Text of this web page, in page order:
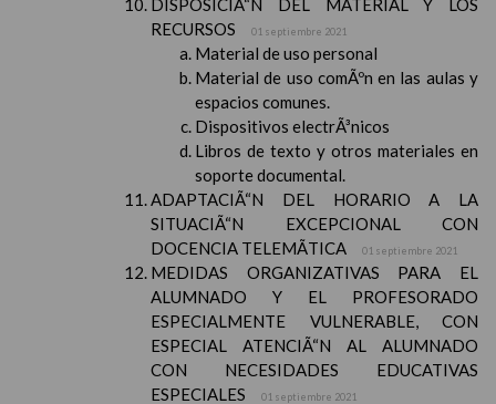
DISPOSICIÃ“N DEL MATERIAL Y LOS
RECURSOS
01 septiembre 2021
Material de uso personal
Material de uso comÃºn en las aulas y
espacios comunes.
Dispositivos electrÃ³nicos
Libros de texto y otros materiales en
soporte documental.
ADAPTACIÃ“N DEL HORARIO A LA
SITUACIÃ“N EXCEPCIONAL CON
DOCENCIA TELEMÃTICA
01 septiembre 2021
MEDIDAS ORGANIZATIVAS PARA EL
ALUMNADO Y EL PROFESORADO
ESPECIALMENTE VULNERABLE, CON
ESPECIAL ATENCIÃ“N AL ALUMNADO
CON NECESIDADES EDUCATIVAS
ESPECIALES
01 septiembre 2021